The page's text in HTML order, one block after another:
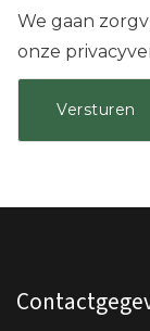
We gaan
onze